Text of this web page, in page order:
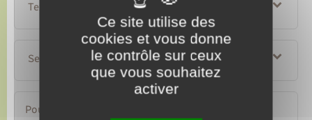
Textes de référence
Services en ligne et formulaires
Pour en savoir plus
Ce site utilise des
cookies et vous donne
le contrôle sur ceux
que vous souhaitez
activer